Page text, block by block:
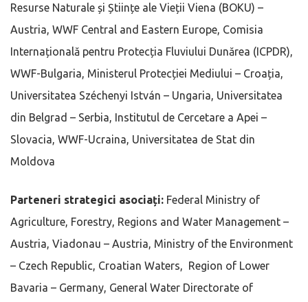
Resurse Naturale și Științe ale Vieții Viena (BOKU) –
Austria, WWF Central and Eastern Europe, Comisia
Internațională pentru Protecția Fluviului Dunărea (ICPDR),
WWF-Bulgaria, Ministerul Protecției Mediului – Croația,
Universitatea Széchenyi István – Ungaria, Universitatea
din Belgrad – Serbia, Institutul de Cercetare a Apei –
Slovacia, WWF-Ucraina, Universitatea de Stat din
Moldova
Parteneri strategici asociați: Federal Ministry of
Agriculture, Forestry, Regions and Water Management –
Austria, Viadonau – Austria, Ministry of the Environment
– Czech Republic, Croatian Waters, Region of Lower
Bavaria – Germany, General Water Directorate of